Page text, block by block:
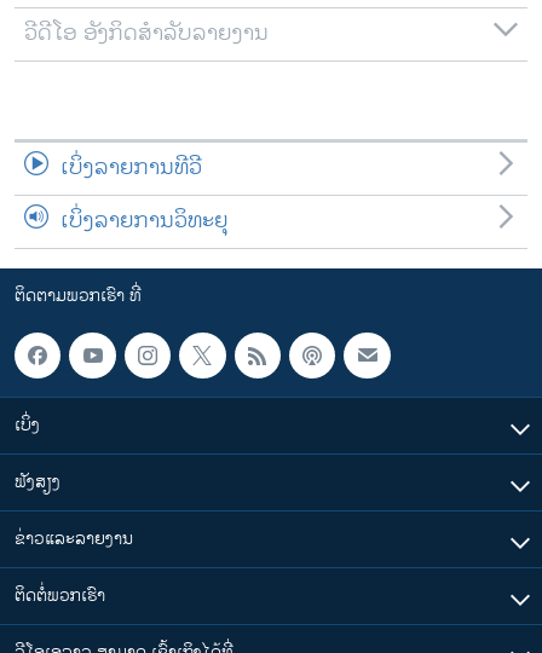
ວີດີໂອ ອັງກິດສຳລັບລາຍງານ
ເບິ່ງລາຍການທີວີ
ເບິ່ງລາຍການວິທະຍຸ
ຕິດຕາມພວກເຮົາ ທີ່
ເບິ່ງ
ຟັງສຽງ
ຂ່າວແລະລາຍງານ
ຕິດຕໍ່ພວກເຮົາ